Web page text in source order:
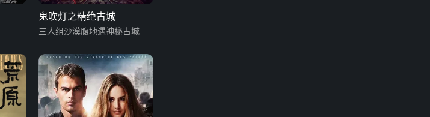
鬼吹灯之精绝古城
三人组沙漠腹地遇神秘古城